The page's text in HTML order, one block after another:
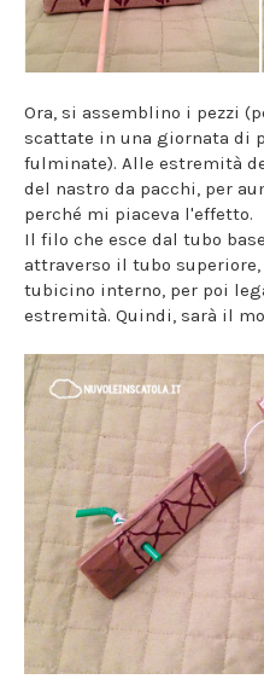
Ora, si assemblino i pezzi
scattate in una giornata di
fulminate). Alle estremità
del nastro da pacchi, per
perché mi piaceva l'effetto.
Il filo che esce dal tubo
attraverso il tubo
tubicino interno, per poi
estremità. Quindi, sarà il